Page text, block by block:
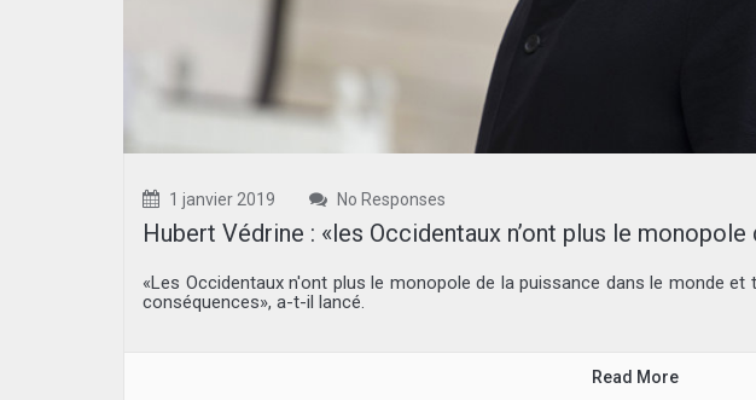
1 janvier 2019 No Responses
Hubert Védrine : «les Occidentaux n’ont plus le
«Les Occidentaux n'ont plus le monopole de la puissance dans le monde
conséquences», a-t-il lancé.
Read More